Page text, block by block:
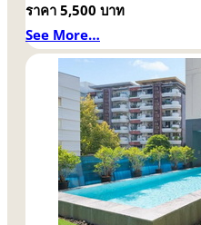
ราคา 5,500 บาท
See More…